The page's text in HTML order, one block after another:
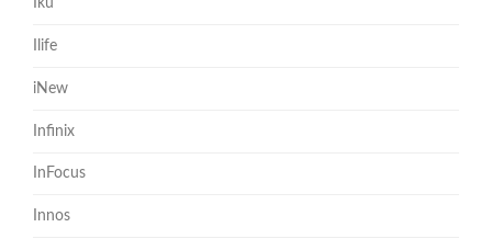
Iku
Ilife
iNew
Infinix
InFocus
Innos